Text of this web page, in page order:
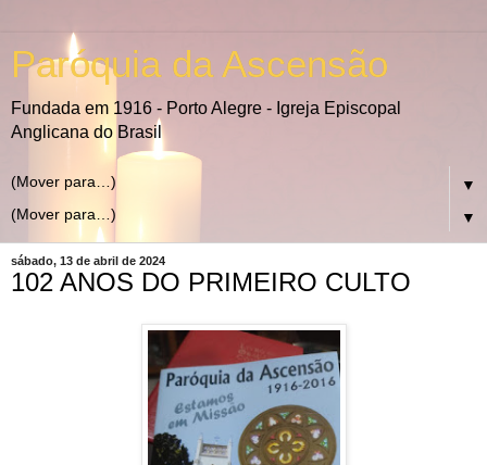
Paróquia da Ascensão
Fundada em 1916 - Porto Alegre - Igreja Episcopal
Anglicana do Brasil
▼
▼
sábado, 13 de abril de 2024
102 ANOS DO PRIMEIRO CULTO